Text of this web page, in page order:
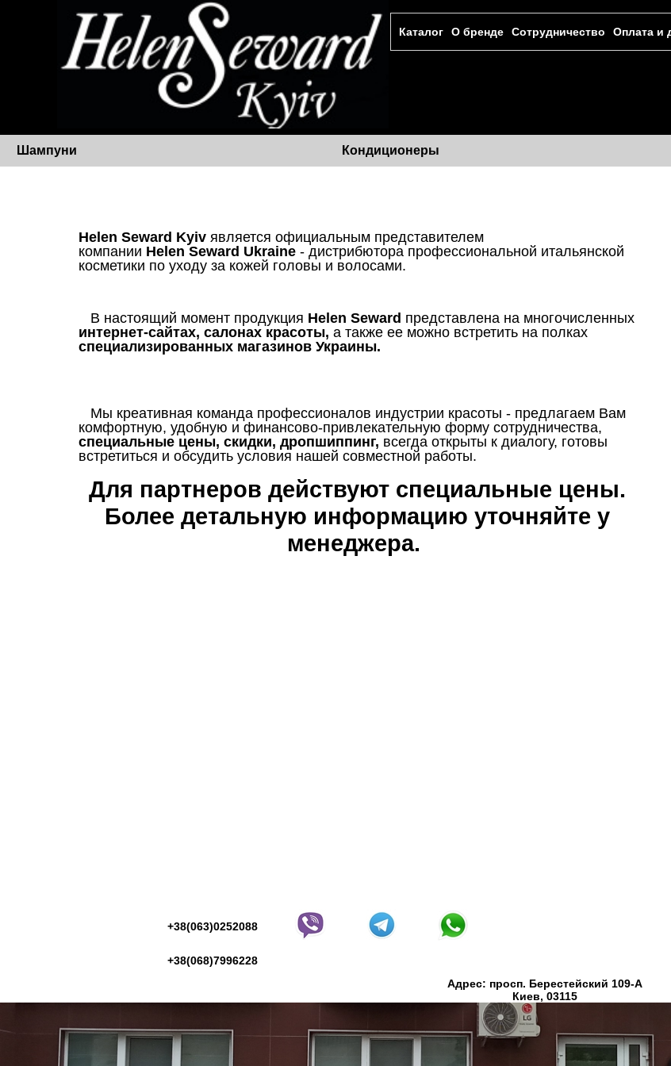
Каталог О бренде Сотрудничество Оплата и
Helen Seward Kyiv является официальным представителем
компании Helen Seward Ukraine - дистрибютора профессиональной итальянской
косметики по уходу за кожей головы и волосами.
В настоящий момент продукция Helen Seward представлена на многочисленных
интернет-сайтах, салонах красоты, а также ее можно встретить на полках
специализированных магазинов Украины.
Мы креативная команда профессионалов индустрии красоты - предлагаем Вам
комфортную, удобную и финансово-привлекательную форму сотрудничества,
специальные цены, скидки, дропшиппинг, всегда открыты к диалогу, готовы
встретиться и обсудить условия нашей совместной работы.
Для партнеров действуют специальные цены.
Более детальную информацию уточняйте у
менеджера.
Шампуни Кондиционеры
+38(068)7996228
Адрес: просп. Берестейский 109-А
Киев, 03115
+38(063)0252088